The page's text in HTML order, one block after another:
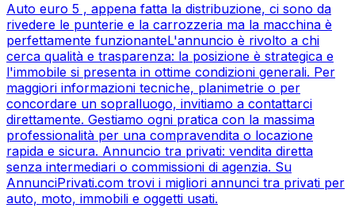
Auto euro 5 , appena fatta la distribuzione, ci sono da
rivedere le punterie e la carrozzeria ma la macchina è
perfettamente funzionanteL'annuncio è rivolto a chi
cerca qualità e trasparenza: la posizione è strategica e
l'immobile si presenta in ottime condizioni generali. Per
maggiori informazioni tecniche, planimetrie o per
concordare un sopralluogo, invitiamo a contattarci
direttamente. Gestiamo ogni pratica con la massima
professionalità per una compravendita o locazione
rapida e sicura. Annuncio tra privati: vendita diretta
senza intermediari o commissioni di agenzia. Su
AnnunciPrivati.com trovi i migliori annunci tra privati per
auto, moto, immobili e oggetti usati.